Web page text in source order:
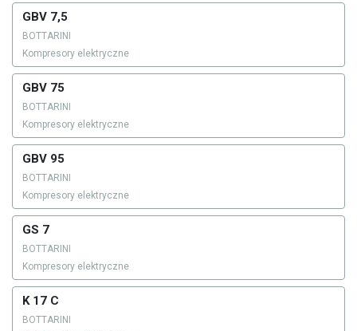
GBV 7,5
BOTTARINI
Kompresory elektryczne
GBV 75
BOTTARINI
Kompresory elektryczne
GBV 95
BOTTARINI
Kompresory elektryczne
GS 7
BOTTARINI
Kompresory elektryczne
K 17 C
BOTTARINI